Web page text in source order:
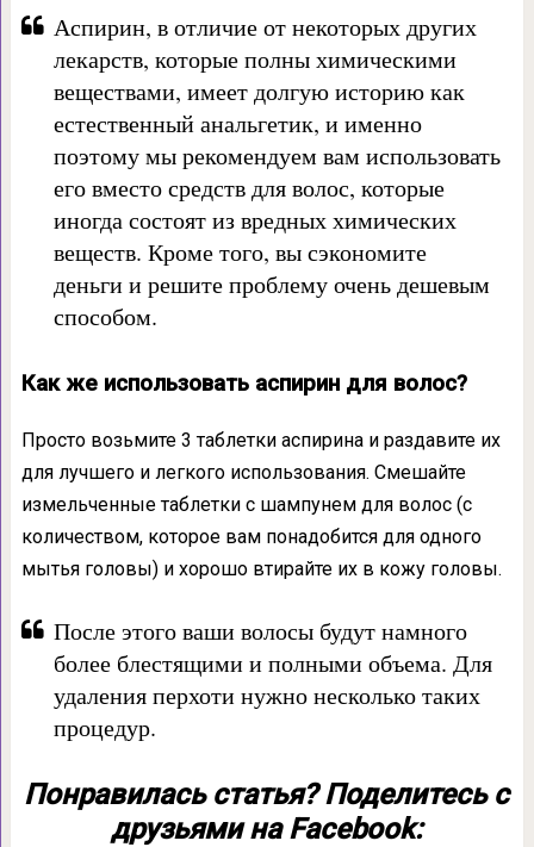
Аспирин, в отличие от некоторых других
лекарств, которые полны химическими
веществами, имеет долгую историю как
естественный анальгетик, и именно
поэтому мы рекомендуем вам использовать
его вместо средств для волос, которые
иногда состоят из вредных химических
веществ. Кроме того, вы сэкономите
деньги и решите проблему очень дешевым
способом.
Как же использовать аспирин для волос?
Просто возьмите 3 таблетки аспирина и раздавите их
для лучшего и легкого использования. Смешайте
измельченные таблетки с шампунем для волос (с
количеством, которое вам понадобится для одного
мытья головы) и хорошо втирайте их в кожу головы.
После этого ваши волосы будут намного
более блестящими и полными объема. Для
удаления перхоти нужно несколько таких
процедур.
Понравилась статья? Поделитесь с
друзьями на Facebook: